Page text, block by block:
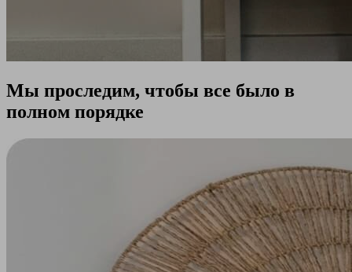
Мы проследим, чтобы все было в
полном порядке